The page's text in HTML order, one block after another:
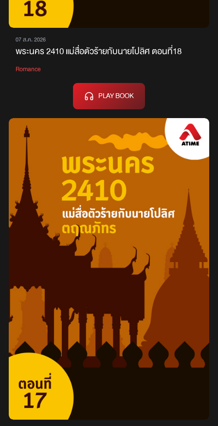
07 ส.ค. 2026
พระนคร 2410 แม่สื่อตัวร้ายกับนายโปลิศ ตอนที่18
Romance
PLAY BOOK